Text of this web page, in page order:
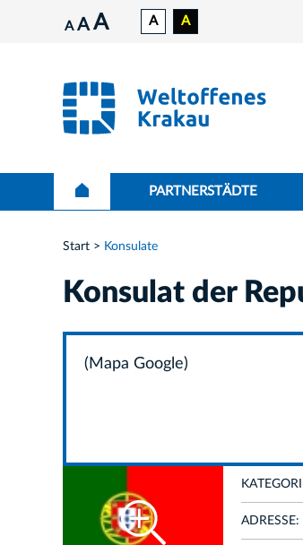
A A A A A
PARTNERSTÄDTE
Start Konsulate
Konsulat der
(Mapa Google)
ADRESSE: